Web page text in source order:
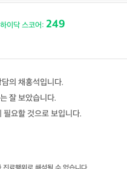
하이닥 스코어: 249
의 채홍석입니다.
잘 보았습니다.
요할 것으로 보입니다.